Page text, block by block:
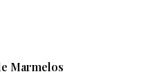
Marmelos